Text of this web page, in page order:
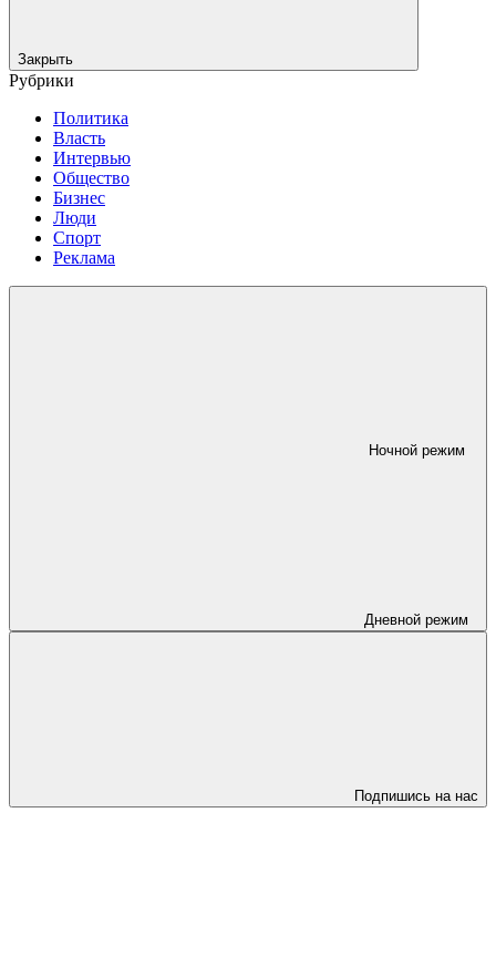
Закрыть
Рубрики
Политика
Власть
Интервью
Общество
Бизнес
Люди
Спорт
Реклама
Ночной режим
Дневной режим
Подпишись на нас